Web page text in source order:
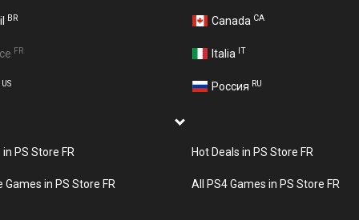
BR Canada CA
FR Italia IT
US Россия RU
PS Store FR Hot Deals in PS Store FR
Games in PS Store FR All PS4 Games in PS Store FR